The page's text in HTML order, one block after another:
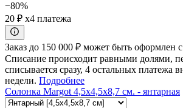
−80%
20 ₽ x4 платежа
Заказ до 150 000 ₽ может быть оформлен
Списание происходит равными долями,
списывается сразу, 4 остальных платежа
недели. Подробнее
Солонка Margot 4,5x4,5x8,7 см. - янтарная